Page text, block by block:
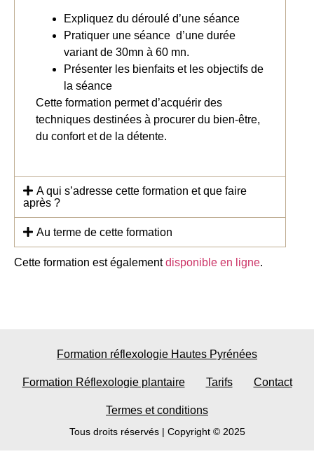
Expliquez du déroulé d’une séance
Pratiquer une séance d’une durée
variant de 30mn à 60 mn.
Présenter les bienfaits et les objectifs de
la séance
Cette formation permet d’acquérir des
techniques destinées à procurer du bien-être,
du confort et de la détente.
A qui s’adresse cette formation et que faire
après ?
Au terme de cette formation
Cette formation est égalementdisponible en ligne.
Formation réflexologie Hautes Pyrénées
Formation Réflexologie plantaire Tarifs Contact
Termes et conditions
Tous droits réservés | Copyright © 2025